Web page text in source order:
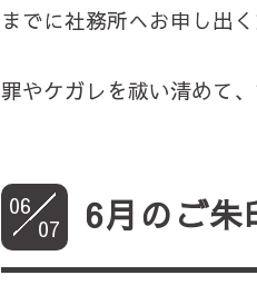
までに社務所へお申し出く
罪やケガレを祓い清めて
06
07
6月のご朱